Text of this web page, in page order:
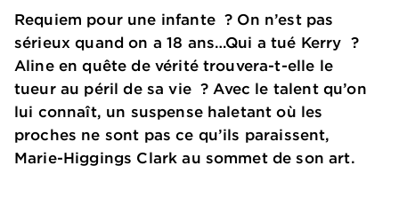
Requiem pour une infante ? On n’est pas
sérieux quand on a 18 ans…Qui a tué Kerry ?
Aline en quête de vérité trouvera-t-elle le
tueur au péril de sa vie ? Avec le talent qu’on
lui connaît, un suspense haletant où les
proches ne sont pas ce qu’ils paraissent,
Marie-Higgings Clark au sommet de son art.